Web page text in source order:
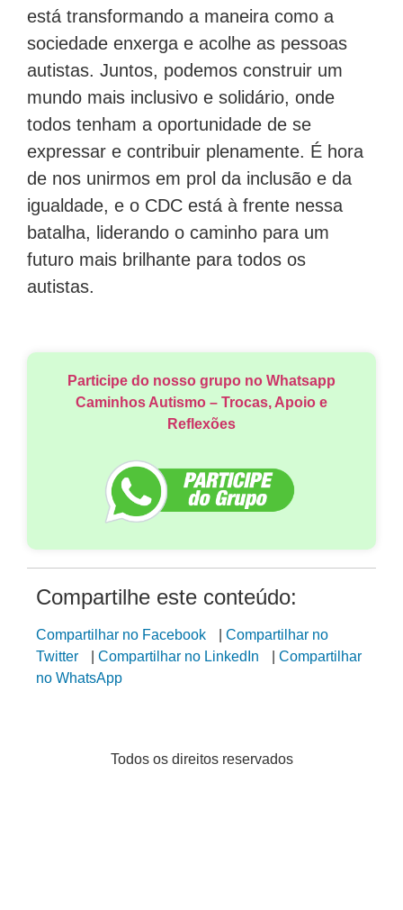
está transformando a maneira como a
sociedade enxerga e acolhe as pessoas
autistas. Juntos, podemos construir um
mundo mais inclusivo e solidário, onde
todos tenham a oportunidade de se
expressar e contribuir plenamente. É hora
de nos unirmos em prol da inclusão e da
igualdade, e o CDC está à frente nessa
batalha, liderando o caminho para um
futuro mais brilhante para todos os
autistas.
Participe do nosso grupo no Whatsapp
Caminhos Autismo – Trocas, Apoio e
Reflexões
Compartilhe este conteúdo:
Compartilhar no Facebook
Compartilhar no
Twitter
Compartilhar no LinkedIn
Compartilhar
no WhatsApp
Todos os direitos reservados